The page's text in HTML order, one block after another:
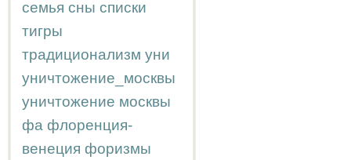
семья сны списки
тигры
традиционализм уни
уничтожение_москвы
уничтожение москвы
фа флоренция-
венеция форизмы